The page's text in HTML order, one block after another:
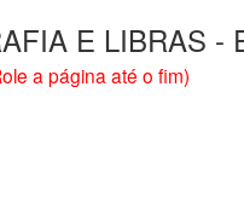
E LIBRAS -
a página até o fim)